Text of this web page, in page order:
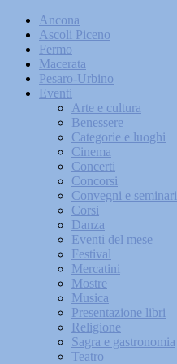
Ancona
Ascoli Piceno
Fermo
Macerata
Pesaro-Urbino
Eventi
Arte e cultura
Benessere
Categorie e luoghi
Cinema
Concerti
Concorsi
Convegni e seminari
Corsi
Danza
Eventi del mese
Festival
Mercatini
Mostre
Musica
Presentazione libri
Religione
Sagra e gastronomia
Teatro